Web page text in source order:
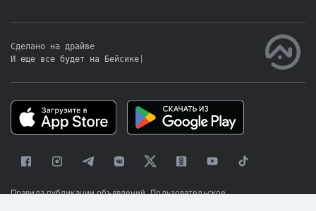
Сделано на драйве
И еще все будет на Бейсике
Правила публикации объявлений Пользовательское